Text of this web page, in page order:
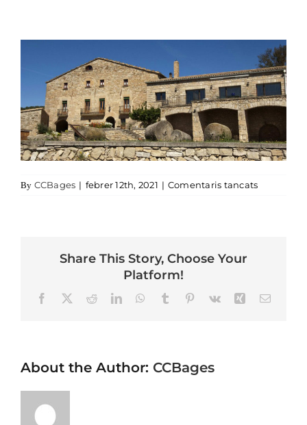
By CCBages | febrer 12th, 2021 | Comentaris tancatsa Les
Share This Story, Choose Your
Platform!
FacebookRedditLinkedInWhatsApp
TumblrPinterest
Vk XingEmail
About the Author: CCBages